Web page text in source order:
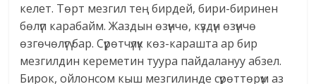
келет. Төрт мезгил тең бирдей, бири-биринен
бөлүп карабайм. Жаздын өзүнчө, күздүн өзүнчө
өзгөчөлүгү бар. Сүрөтчүлүк көз-карашта ар бир
мезгилдин кереметин туура пайдалануу абзел.
Бирок, ойлонсом кыш мезгилинде сүрөттөрүм аз